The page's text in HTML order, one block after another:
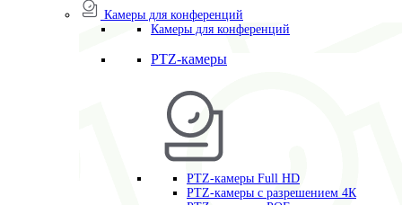
Камеры для конференций
Камеры для конференций
PTZ-камеры
PTZ-камеры Full HD
PTZ-камеры с разрешением 4К